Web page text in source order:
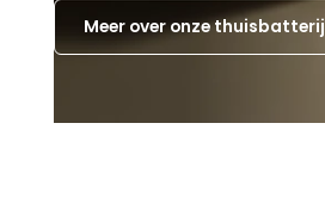
Meer over onze thuisbatterij